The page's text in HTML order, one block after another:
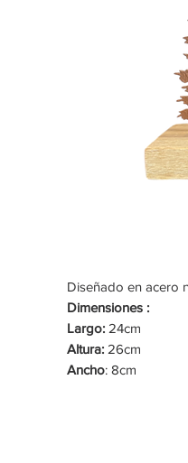
Diseñado en acero
Dimensiones :
Largo: 24cm
Altura: 26cm
Ancho: 8cm